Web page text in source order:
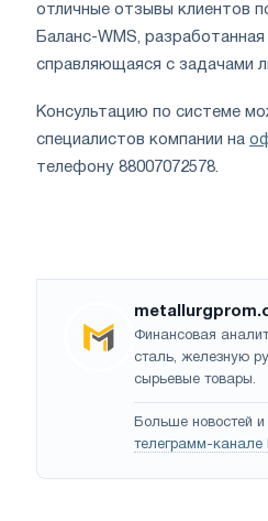
отличные отзывы клиентов
Баланс-WMS,
справляющаяся с задачами
Консультацию по системе
специалистов компании на
телефону 88007072578.
Финансовая
сталь, железную
сырьевые товары.
Больше новостей
телеграмм-канале